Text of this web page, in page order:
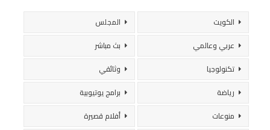
الكويت
المجلس
عربي وعالمي
بث مباشر
تكنولوجيا
وثائقي
رياضة
برامج يوتيوبية
منوعات
أفلام قصيرة